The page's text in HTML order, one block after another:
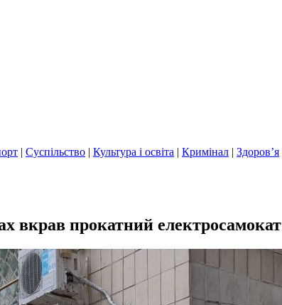
| Суспільство | Культура і освіта | Кримінал | Здоров’я
вкрав прокатний електросамокат